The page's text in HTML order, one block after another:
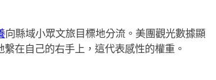
向縣域小眾文旅目標地分流。美團觀光數據顯
在自己的右手上，這代表感性的權重。